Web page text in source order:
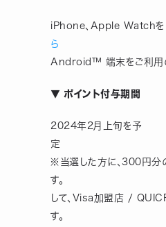
iPhone、Apple Watchを
ら
Android™ 端末をご利用
▼ ポイント付与期間
2024年2月上旬を予
※当選した方に、300円分
す。　　　　　　　　　
して、Visa加盟店 /
す。　　　　　　　　　